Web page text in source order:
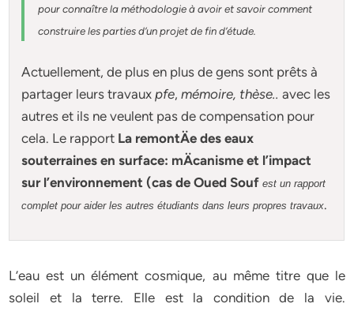
pour connaître la méthodologie à avoir et savoir comment
construire les parties d’un projet de fin d’étude
Actuellement, de plus en plus de gens sont prêts à
partager leurs travauxpfe,mémoire, thèse.. avec les
autres et ils ne veulent pas de compensation pour
cela. Le rapport La remontÄe des eaux
souterraines en surface: mÄcanisme et l’impact
sur l’environnement (cas de Oued Souf est un rapport
complet pour aider les autres étudiants dans leurs propres travaux.
L’eau est un élément cosmique, au même titre que le
soleil et la terre. Elle est la condition de la vie.